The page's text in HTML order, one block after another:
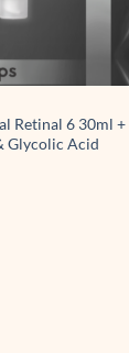
Retinal 6 30ml +
Glycolic Acid